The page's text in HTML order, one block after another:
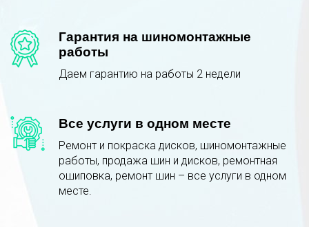
Гарантия на шиномонтажные
работы
Даем гарантию на работы 2 недели
Все услуги в одном месте
Ремонт и покраска дисков, шиномонтажные
работы, продажа шин и дисков, ремонтная
ошиповка, ремонт шин – все услуги в одном
месте.